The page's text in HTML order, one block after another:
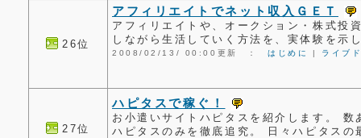
26位
アフィリエイトでネット収入ＧＥＴ
アフィリエイトや、オークション・株式投
しながら生活していく方法を、実体験を示
2008/02/13/ 00:00更新 ：はじめに | ライブ
27位
ハピタスで稼ぐ！
お小遣いサイトハピタスを紹介します。 数
ハピタスのみを徹底追究。 日々ハピタスの